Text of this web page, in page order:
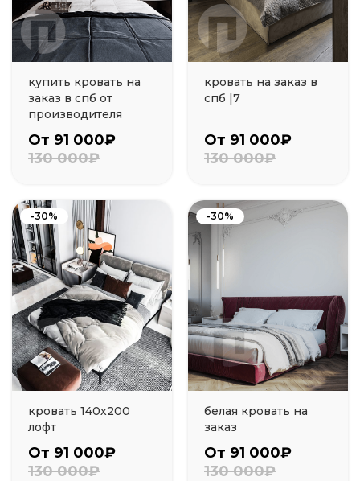
купить кровать на
заказ в спб от
производителя
От 91 000₽
130 000₽
кровать на заказ в
спб |7
От 91 000₽
130 000₽
-30%
кровать 140х200
лофт
От 91 000₽
130 000₽
-30%
белая кровать на
заказ
От 91 000₽
130 000₽